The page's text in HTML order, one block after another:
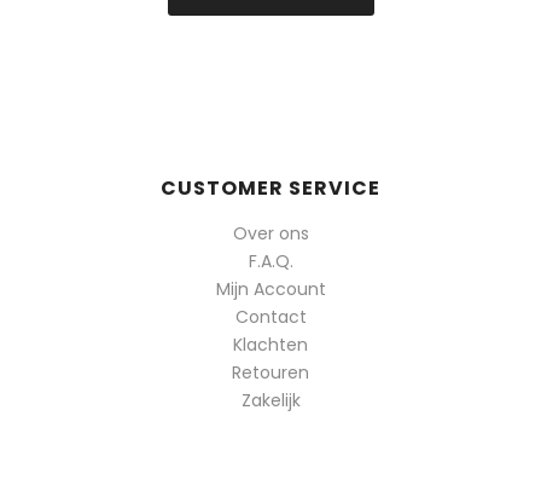
CUSTOMER SERVICE
Over ons
F.A.Q.
Mijn Account
Contact
Klachten
Retouren
Zakelijk